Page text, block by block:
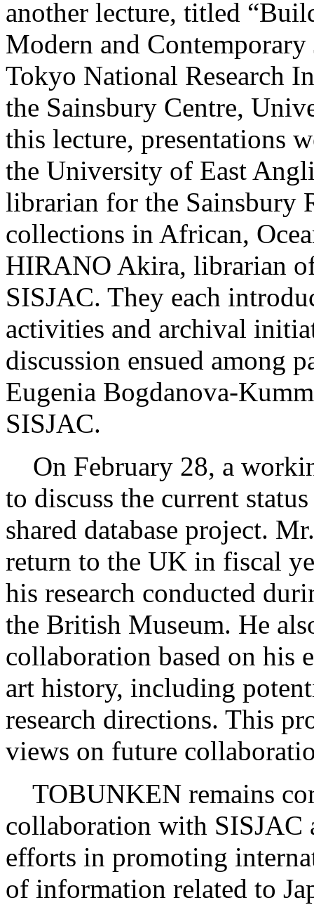
another lecture, titled
Modern and
Tokyo National Research
the Sainsbury Centre,
this lecture, presentations
the University of East
librarian for the Sainsbury
collections in African,
HIRANO Akira, librarian
SISJAC. They each
activities and archival
discussion ensued among
Eugenia Bogdanova-
SISJAC.
On February 28, a
to discuss the current
shared database project.
return to the UK in fiscal
his research conducted
the British Museum. He
collaboration based on his
art history, including
research directions. This
views on future
TOBUNKEN remains
collaboration with SISJAC
efforts in promoting
of information related to